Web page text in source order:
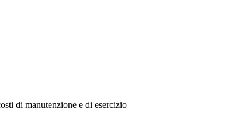
di manutenzione e di esercizio